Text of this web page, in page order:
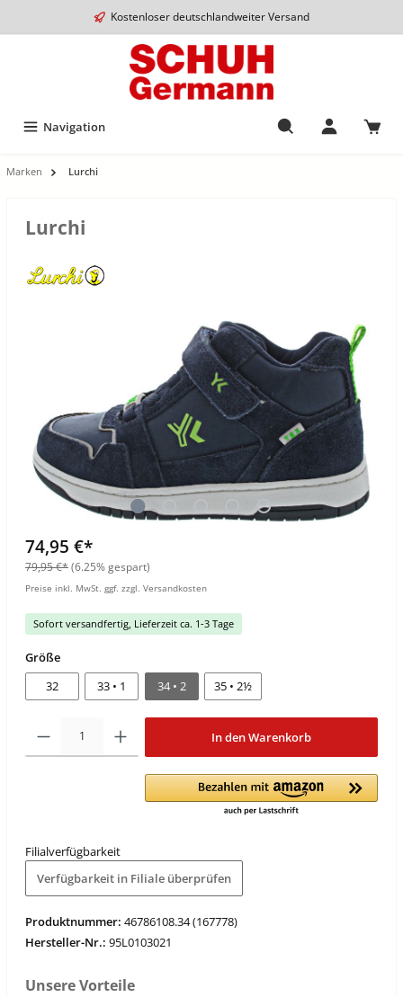
Kostenloser deutschlandweiter Versand
Navigation
Marken Lurchi
Lurchi
74,95 €*
79,95 €*(6.25% gespart)
Preise inkl. MwSt. ggf. zzgl. Versandkosten
Sofort versandfertig, Lieferzeit ca. 1-3 Tage
Größe
32
33 • 1 34 • 2 35 • 2½
In den Warenkorb
Filialverfügbarkeit
Verfügbarkeit in Filiale überprüfen
Produktnummer: 46786108.34 (167778)
Hersteller-Nr.: 95L0103021
Unsere Vorteile